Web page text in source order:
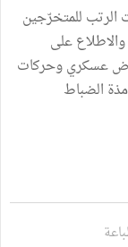
الرتب للمتخرّجين
على
عسكري وحركات
الضباط